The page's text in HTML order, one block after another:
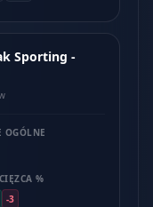
Sporting -
OGÓLNE
%
-3